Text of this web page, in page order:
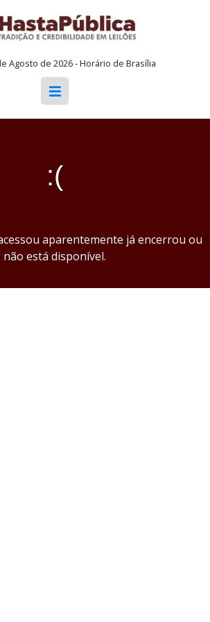
Agosto de 2026 - Horário de Brasília
:(
aparentemente já encerrou ou
não está disponível.